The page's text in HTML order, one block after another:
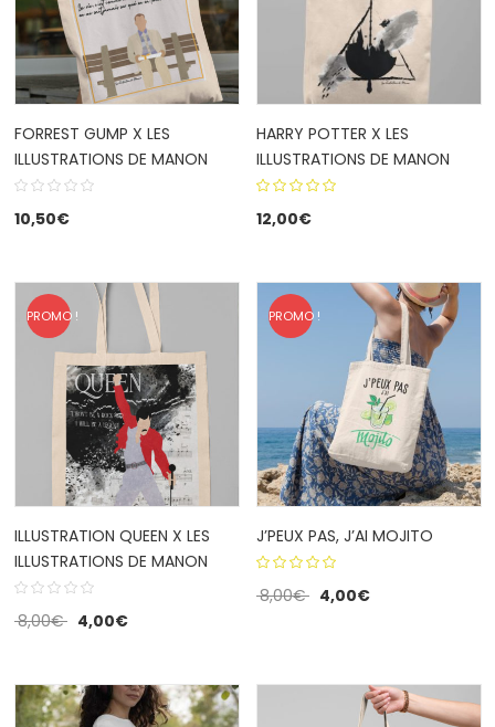
FORREST GUMP X LES
ILLUSTRATIONS DE MANON
10,50€
HARRY POTTER X LES
ILLUSTRATIONS DE MANON
5.00out
12,00€
PROMO !
ILLUSTRATION QUEEN X LES
ILLUSTRATIONS DE MANON
8,00€ 4,00€
PROMO !
J’PEUX PAS, J’AI MOJITO
5.00out
8,00€ 4,00€